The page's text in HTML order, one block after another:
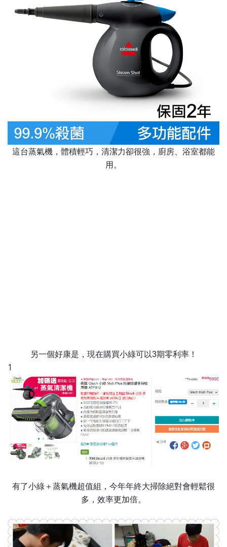
這台蒸氣機，體積輕巧，清潔力卻很強，廚房、浴室都能
用。
另一個好康是，現在購買小綠可以3期零利率！
1
有了小綠＋蒸氣機超值組，今年年終大掃除絕對會輕鬆很
多，效率更加倍。